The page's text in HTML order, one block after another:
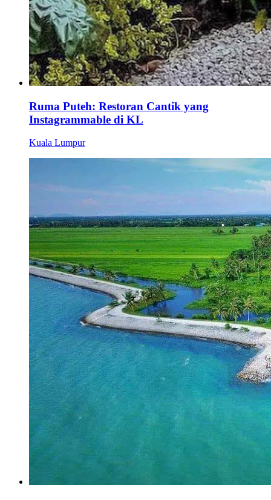
Ruma Puteh: Restoran Cantik yang
Instagrammable di KL
Kuala Lumpur